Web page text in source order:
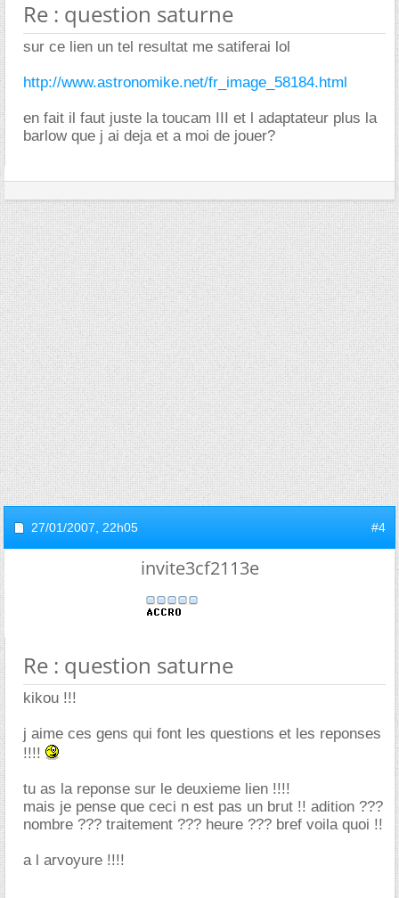
Re : question saturne
sur ce lien un tel resultat me satiferai lol
http://www.astronomike.net/fr_image_58184.html
en fait il faut juste la toucam III et l adaptateur plus la
barlow que j ai deja et a moi de jouer?
27/01/2007, 22h05 #4
invite3cf2113e
Re : question saturne
kikou !!!
j aime ces gens qui font les questions et les reponses
!!!!
tu as la reponse sur le deuxieme lien !!!!
mais je pense que ceci n est pas un brut !! adition ???
nombre ??? traitement ??? heure ??? bref voila quoi !!
a l arvoyure !!!!